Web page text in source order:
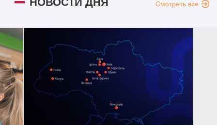
Смотреть все